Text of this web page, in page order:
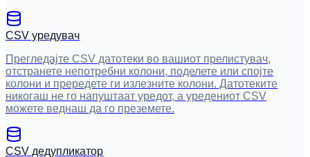
CSV уредувач
Прегледајте CSV датотеки во вашиот прелистувач,
отстранете непотребни колони, поделете или спојте
колони и прередете ги излезните колони. Датотеките
никогаш не го напуштаат уредот, а уредениот CSV
можете веднаш да го преземете.
CSV дедупликатор